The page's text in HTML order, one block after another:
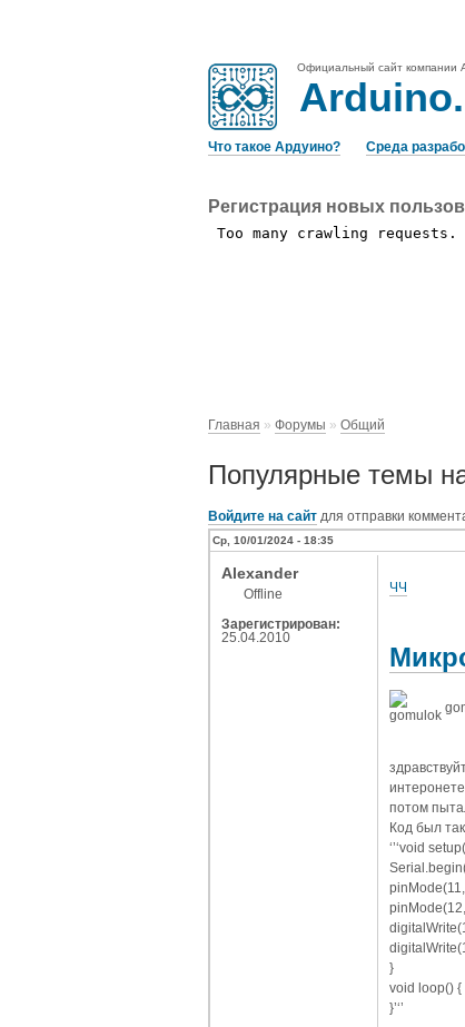
Официальный сайт компании
Что такое Ардуино? Среда
Регистрация новых
Главная » Форумы » Общий
Популярные темы
Войдите на сайт для отправки
Ср, 10/01/2024 - 18:35
Alexander
Offline
Зарегистрирован:
25.04.2010
ЧЧ
потом
Код был
‘’‘void
}
void loop() {
}’‘’